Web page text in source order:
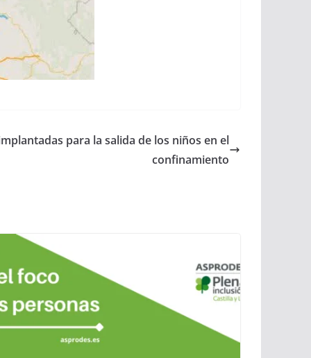
para la salida de los niños en el
confinamiento